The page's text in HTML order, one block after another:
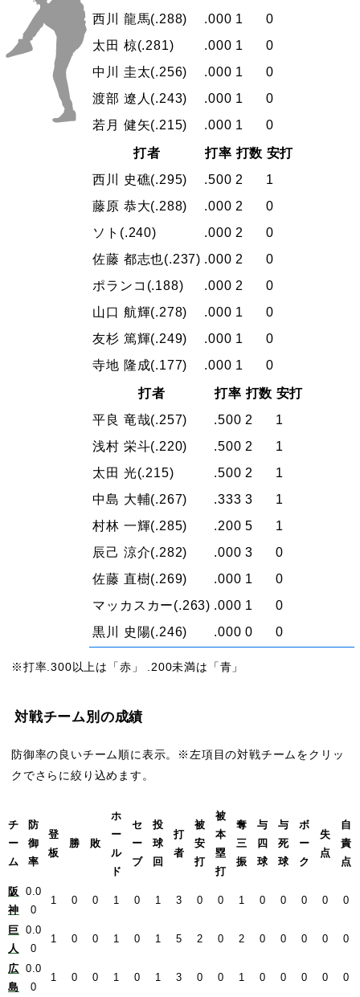
西川 龍馬(.288) .000 1
0
太田 椋(.281) .000 1
0
中川 圭太(.256) .000 1
0
渡部 遼人 (.243) .000 1
0
若月 健矢(.215) .000 1 0
打者 打率 打数 安打
西川 史礁(.295) .500 2
1
藤原 恭大(.288) .000 2
0
ソト (.240) .000 2
0
佐藤 都志也(.237) .000 2
0
ポランコ (.188) .000 2
0
山口 航輝(.278) .000 1
0
友杉 篤輝(.249) .000 1
0
寺地 隆成(.177) .000 1 0
打者 打率 打数 安打
平良 竜哉(.257) .500 2
1
浅村 栄斗(.220) .500 2
1
太田 光(.215) .500 2
1
中島 大輔(.267) .333 3
1
村林 一輝(.285) .200 5
1
辰己 涼介(.282) .000 3
0
佐藤 直樹(.269) .000 1
0
マッカスカー(.263) .000 1
0
黒川 史陽(.246) .000 0 0
※打率.300以上は「赤」 .200未満は「青」
対戦チーム別の成績
防御率の良いチーム順に表示。※左項目の対戦チームをクリッ
クでさらに絞り込めます。
チ
ー
ム
防
御
率
登
板
勝 敗
ホ
ー
ル
ド
セ
ー
ブ
投
球
回
打
者
被
安
打
被
本
塁
打
奪
三
振
与
四
球
与
死
球
ボ
ー
ク
失
点
自
責
点
阪
神
0.0
0
1 0 0 1 0 1 3 0 0 1 0 0 0 0 0
巨
人
0.0
0
1 0 0 1 0 1 5 2 0 2 0 0 0 0 0
広
島
0.0
0
1 0 0 1 0 1 3 0 0 1 0 0 0 0 0